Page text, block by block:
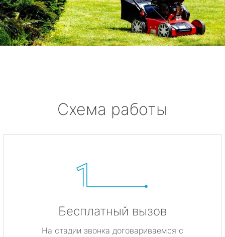
Схема работы
Бесплатный вызов
На стадии звонка договариваемся с